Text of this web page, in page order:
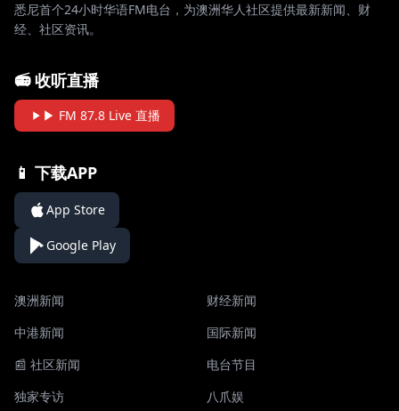
悉尼首个24小时华语FM电台，为澳洲华人社区提供最新新闻、财
经、社区资讯。
📻 收听直播
▶ FM 87.8 Live 直播
📱 下载APP
App Store
Google Play
澳洲新闻
财经新闻
中港新闻
国际新闻
📰 社区新闻
电台节目
独家专访
八爪娱